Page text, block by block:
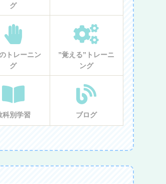
グ
トレーニン
グ
”覚える”トレーニ
ング
科別学習 ブログ